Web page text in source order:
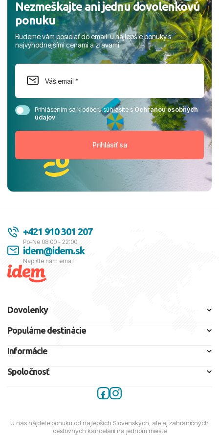
Nezmeškajte ani jednu dovolenkovú
ponuku
Budeme vám posielať do email-u najlepšie ponuky s
najvýhodnejšími cenami a zľavami
Prihlásením sa k odberu súhlasíte sOchranou osobných
údajov
+421 910 301 207
Po-Ne 08:00 - 22:00
idem@idem.sk
Napíšte nám email
Dovolenky
Populárne destinácie
Informácie
Spoločnosť
U nás nájdete ponuku od najlepších Slovenských, ale aj zahraničných
cestovných kancelárií na jednom mieste